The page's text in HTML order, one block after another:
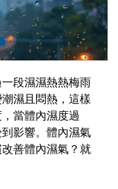
段濕濕熱熱梅雨
濕且悶熱，這樣
當體內濕度過
影響。體內濕氣
善體內濕氣？就